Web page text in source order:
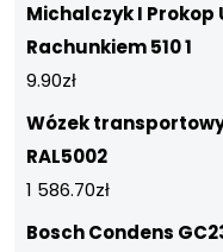
Michalczyk I Prokop
Rachunkiem 510 1
9.90zł
Wózek
RAL5002
1 586.70zł
Bosch Condens